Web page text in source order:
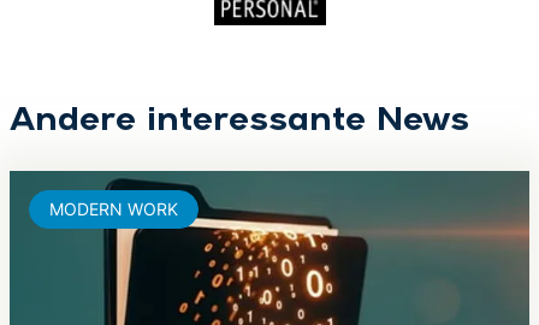
Andere interessante News
MODERN WORK